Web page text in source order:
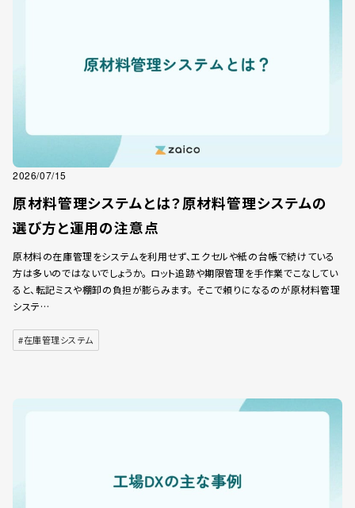
2026/07/15
原材料管理システムとは？原材料管理システムの
選び方と運用の注意点
原材料の在庫管理をシステムを利用せず、エクセルや紙の台帳で続けている
方は多いのではないでしょうか。 ロット追跡や期限管理を手作業でこなしてい
ると、転記ミスや棚卸の負担が膨らみます。 そこで頼りになるのが原材料管理
システ…
#在庫管理システム